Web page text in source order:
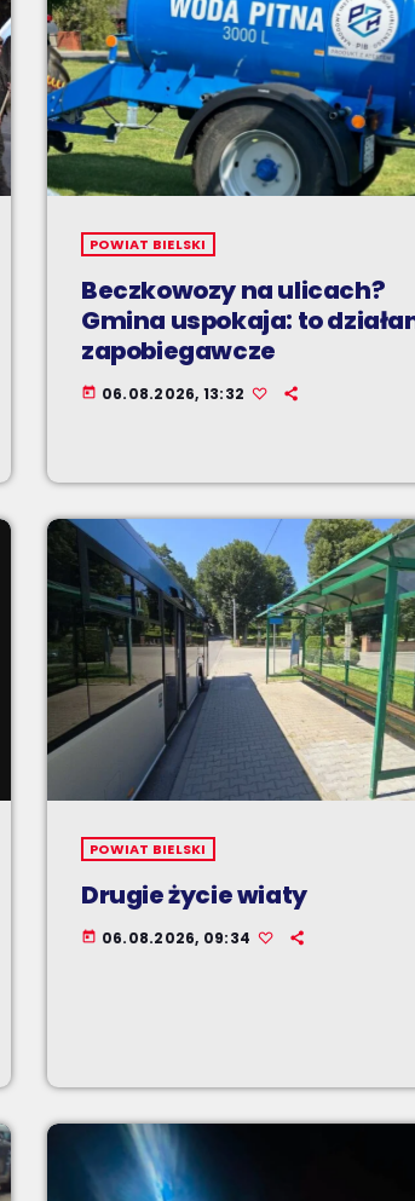
POWIAT BIELSKI
Beczkowozy na ulicach?
Gmina uspokaja: to
zapobiegawcze
today 06.08.2026, 13:32
POWIAT BIELSKI
Drugie życie wiaty
today 06.08.2026, 09:34